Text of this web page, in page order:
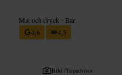
Mat och dryck • Bar
4,6
4,5
Bild /Tripadvisor